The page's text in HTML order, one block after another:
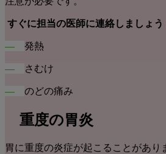
すぐに担当の医師に連絡しましょう
― 発熱
― さむけ
― のどの痛み
重度の胃炎
胃に重度の炎症が起こることがあり